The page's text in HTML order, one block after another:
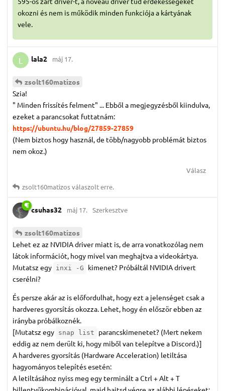
okozni és nem is működik minden funkciója a kártyának
vele.
L lala2 máj 17.
zsolt160matizos
Szia!
" Minden frissítés felment" ... Ebből a megjegyzésből kiindulva,
ezeket a parancsokat futtatnám:
https://ubuntu.hu/blog/27859-27859
(Nem biztos hogy használ, de több/nagyobb problémát biztos
nem okoz.)
Válasz
zsolt160matizosválaszolt erre.
csuhas32 máj 17. Szerkesztve
zsolt160matizos
Lehet ez az NVIDIA driver miatt is, de arra vonatkozólag nem
látok információt, hogy mivel van meghajtva a videokártya.
Mutatsz egy inxi -G
kimenet? Próbáltál NVIDIA drivert
cserélni?
És persze akár az is előfordulhat, hogy ezt a jelenséget csak a
hardveres gyorsítás okozza. Lehet, hogy én először ebben az
irányba próbálkoznék.
[Mutatsz egy snap list
parancskimenetet? (Mert nekem
eddig az nem derült ki, hogy miből van telepítve a Discord.)]
A hardveres gyorsítás (Hardware Acceleration) letiltása
hagyományos telepítés esetén:
A letiltásához nyiss meg egy terminált a Ctrl + Alt + T